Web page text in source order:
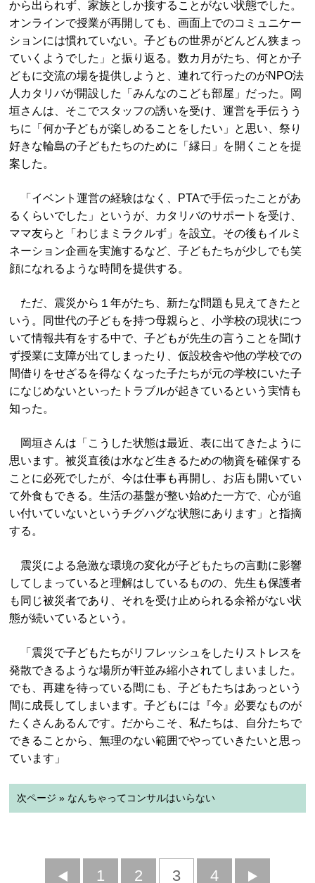
から出られず、家族としか接することがない状態でした。
オンラインで授業が再開しても、画面上でのコミュニケー
ションには慣れていない。子どもの世界がどんどん狭まっ
ていくようでした」と振り返る。数カ月がたち、何とか子
どもに交流の場を提供しようと、連れて行ったのがNPO法
人カタリバが開設した「みんなのこども部屋」だった。岡
垣さんは、そこでスタッフの誘いを受け、運営を手伝うう
ちに「何か子どもが楽しめることをしたい」と思い、祭り
好きな輪島の子どもたちのために「縁日」を開くことを提
案した。
「イベント運営の経験はなく、PTAで手伝ったことがあ
るくらいでした」というが、カタリバのサポートを受け、
ママ友らと「わじまミラクルず」を設立。その後もイルミ
ネーション企画を実施するなど、子どもたちが少しでも笑
顔になれるような時間を提供する。
ただ、震災から１年がたち、新たな問題も見えてきたと
いう。同世代の子どもを持つ母親らと、小学校の現状につ
いて情報共有をする中で、子どもが先生の言うことを聞け
ず授業に支障が出てしまったり、仮設校舎や他の学校での
間借りをせざるを得なくなった子たちが元の学校にいた子
になじめないといったトラブルが起きているという実情も
知った。
岡垣さんは「こうした状態は最近、表に出てきたように
思います。被災直後は水など生きるための物資を確保する
ことに必死でしたが、今は仕事も再開し、お店も開いてい
て外食もできる。生活の基盤が整い始めた一方で、心が追
い付いていないというチグハグな状態にあります」と指摘
する。
震災による急激な環境の変化が子どもたちの言動に影響
してしまっていると理解はしているものの、先生も保護者
も同じ被災者であり、それを受け止められる余裕がない状
態が続いているという。
「震災で子どもたちがリフレッシュをしたりストレスを
発散できるような場所が軒並み縮小されてしまいました。
でも、再建を待っている間にも、子どもたちはあっという
間に成長してしまいます。子どもには『今』必要なものが
たくさんあるんです。だからこそ、私たちは、自分たちで
できることから、無理のない範囲でやっていきたいと思っ
ています」
次ページ » なんちゃってコンサルはいらない
前
1 2 3 4